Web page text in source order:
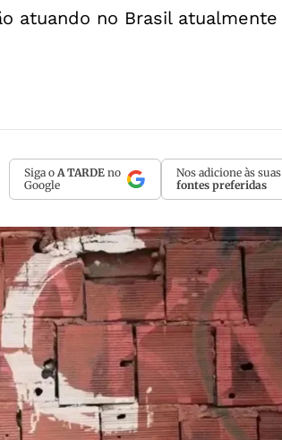
atuando no Brasil atualmente
Siga o A TARDE no
Google
Nos adicione às suas
fontes preferidas